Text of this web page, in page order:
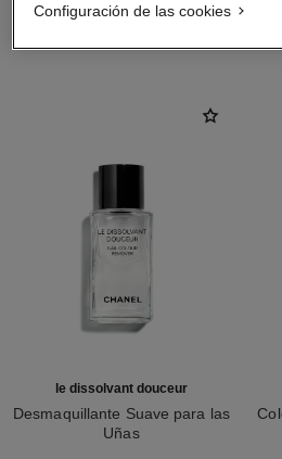
le dissolvant douceur
Desmaquillante Suave para las
Uñas
Configuración de las cookies